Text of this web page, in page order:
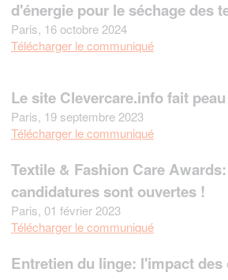
d'énergie pour le séchage des
Paris, 16 octobre 2024
Télécharger le communiqué
Le site Clevercare.info fait
Paris, 19 septembre 2023
Télécharger le communiqué
Textile & Fashion Care
candidatures sont ouvertes !
Paris, 01 février 2023
Télécharger le communiqué
Entretien du linge: l'impact des